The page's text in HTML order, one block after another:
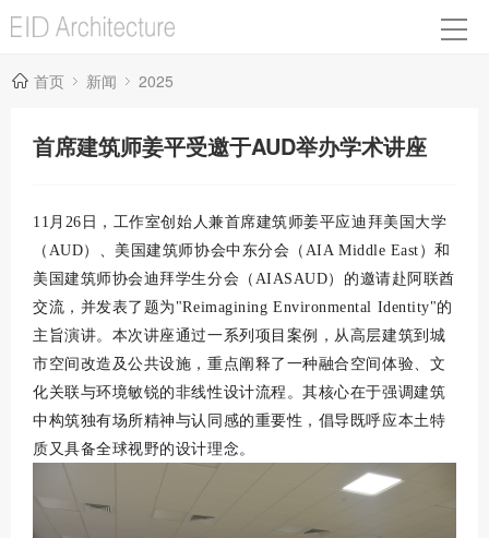
首页 新闻 2025
首席建筑师姜平受邀于AUD举办学术讲座
11月26日，工作室创始人兼首席建筑师姜平应迪拜美国大学
（AUD）、美国建筑师协会中东分会（AIA Middle East）和
美国建筑师协会迪拜学生分会（AIASAUD）的邀请赴阿联酋
交流，并发表了题为"Reimagining Environmental Identity"的
主旨演讲。本次讲座通过一系列项目案例，从高层建筑到城
市空间改造及公共设施，重点阐释了一种融合空间体验、文
化关联与环境敏锐的非线性设计流程。其核心在于强调建筑
中构筑独有场所精神与认同感的重要性，倡导既呼应本土特
质又具备全球视野的设计理念。